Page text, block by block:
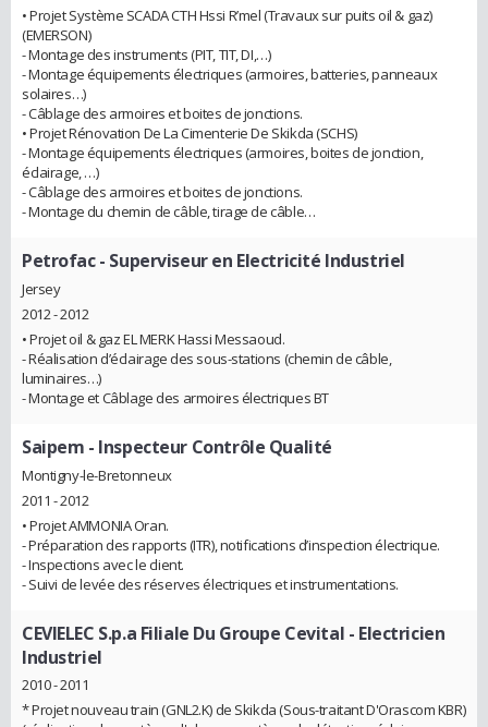
• Projet Système SCADA CTH Hssi R’mel (Travaux sur puits oil & gaz)
(EMERSON)
- Montage des instruments (PIT, TIT, DI,…)
- Montage équipements électriques (armoires, batteries, panneaux
solaires…)
- Câblage des armoires et boites de jonctions.
• Projet Rénovation De La Cimenterie De Skikda (SCHS)
- Montage équipements électriques (armoires, boites de jonction,
éclairage, …)
- Câblage des armoires et boites de jonctions.
- Montage du chemin de câble, tirage de câble…
Petrofac- Superviseur en Electricité Industriel
Jersey
2012 - 2012
• Projet oil & gaz EL MERK Hassi Messaoud.
- Réalisation d’éclairage des sous-stations (chemin de câble,
luminaires…)
- Montage et Câblage des armoires électriques BT
Saipem - Inspecteur Contrôle Qualité
Montigny-le-Bretonneux
2011 - 2012
• Projet AMMONIA Oran.
- Préparation des rapports (ITR), notifications d’inspection électrique.
- Inspections avec le client.
- Suivi de levée des réserves électriques et instrumentations.
CEVIELEC S.p.a Filiale Du Groupe Cevital - Electricien
Industriel
2010 - 2011
* Projet nouveau train (GNL2.K) de Skikda (Sous-traitant D'Orascom KBR)